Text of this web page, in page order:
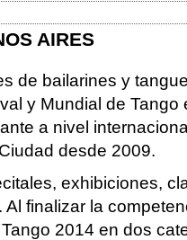
AIRES
de bailarines y
y Mundial de Tango
a nivel
desde 2009.
exhibiciones,
finalizar la
2014 en dos